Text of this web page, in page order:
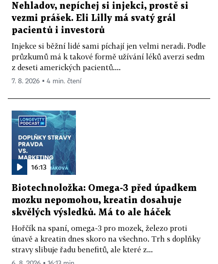
Nehladov, nepíchej si injekci, prostě si
vezmi prášek. Eli Lilly má svatý grál
pacientů i investorů
Injekce si běžní lidé sami píchají jen velmi neradi. Podle
průzkumů má k takové formě užívání léků averzi sedm
z deseti amerických pacientů....
7. 8. 2026 ▪ 4 min. čtení
16:13
Biotechnoložka: Omega-3 před úpadkem
mozku nepomohou, kreatin dosahuje
skvělých výsledků. Má to ale háček
Hořčík na spaní, omega-3 pro mozek, železo proti
únavě a kreatin dnes skoro na všechno. Trh s doplňky
stravy slibuje řadu benefitů, ale které z...